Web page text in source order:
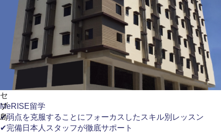
セ
ブ
島
MeRISE留学
✔弱点を克服することにフォーカスしたスキル別レッスン
✔完備日本人スタッフが徹底サポート